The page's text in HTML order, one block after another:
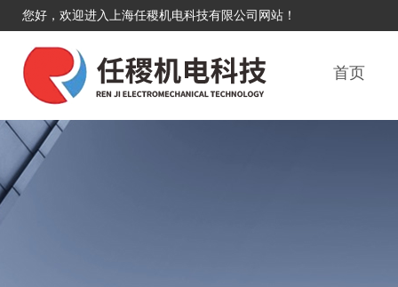
您好，欢迎进入上海任稷机电科技有限公司网站！
首页